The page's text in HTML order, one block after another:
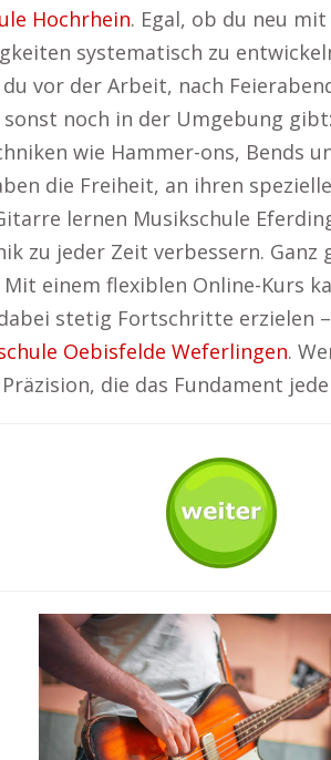
Hochrhein. Egal, ob du neu
systematisch zu
vor der Arbeit, nach
noch in der Umgebung gibt:
wie Hammer-ons, Bends
die Freiheit, an ihren
lernen Musikschule
zu jeder Zeit verbessern.
einem flexiblen Online-Kurs
stetig Fortschritte erzielen
Oebisfelde Weferlingen.
die das Fundament